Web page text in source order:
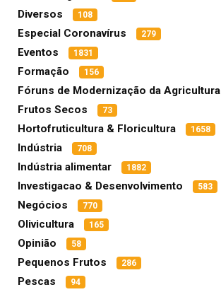
Diversos 108
Especial Coronavírus 279
Eventos 1831
Formação 156
Fóruns de Modernização da Agricultura
Frutos Secos 73
Hortofruticultura & Floricultura 1658
Indústria 708
Indústria alimentar 1882
Investigacao & Desenvolvimento 583
Negócios 770
Olivicultura 165
Opinião 58
Pequenos Frutos 286
Pescas 94